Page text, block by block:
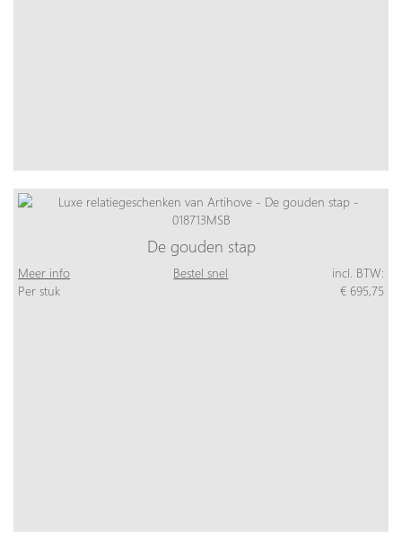
De gouden stap
Meer info Bestel snel
incl. BTW:
Per stuk
€ 695,75